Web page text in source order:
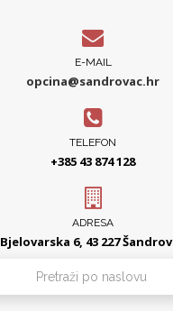
E-MAIL
opcina@sandrovac.hr
TELEFON
+385 43 874 128
ADRESA
Bjelovarska 6, 43 227